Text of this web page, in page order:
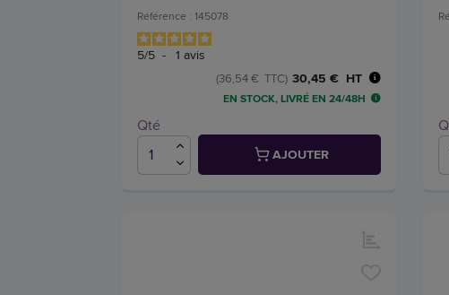
Référence : 145078
5/5 - 1 avis
30,45 € HT
(36,54 € TTC)
EN STOCK, LIVRÉ EN 24/48H
Qté
AJOUTER